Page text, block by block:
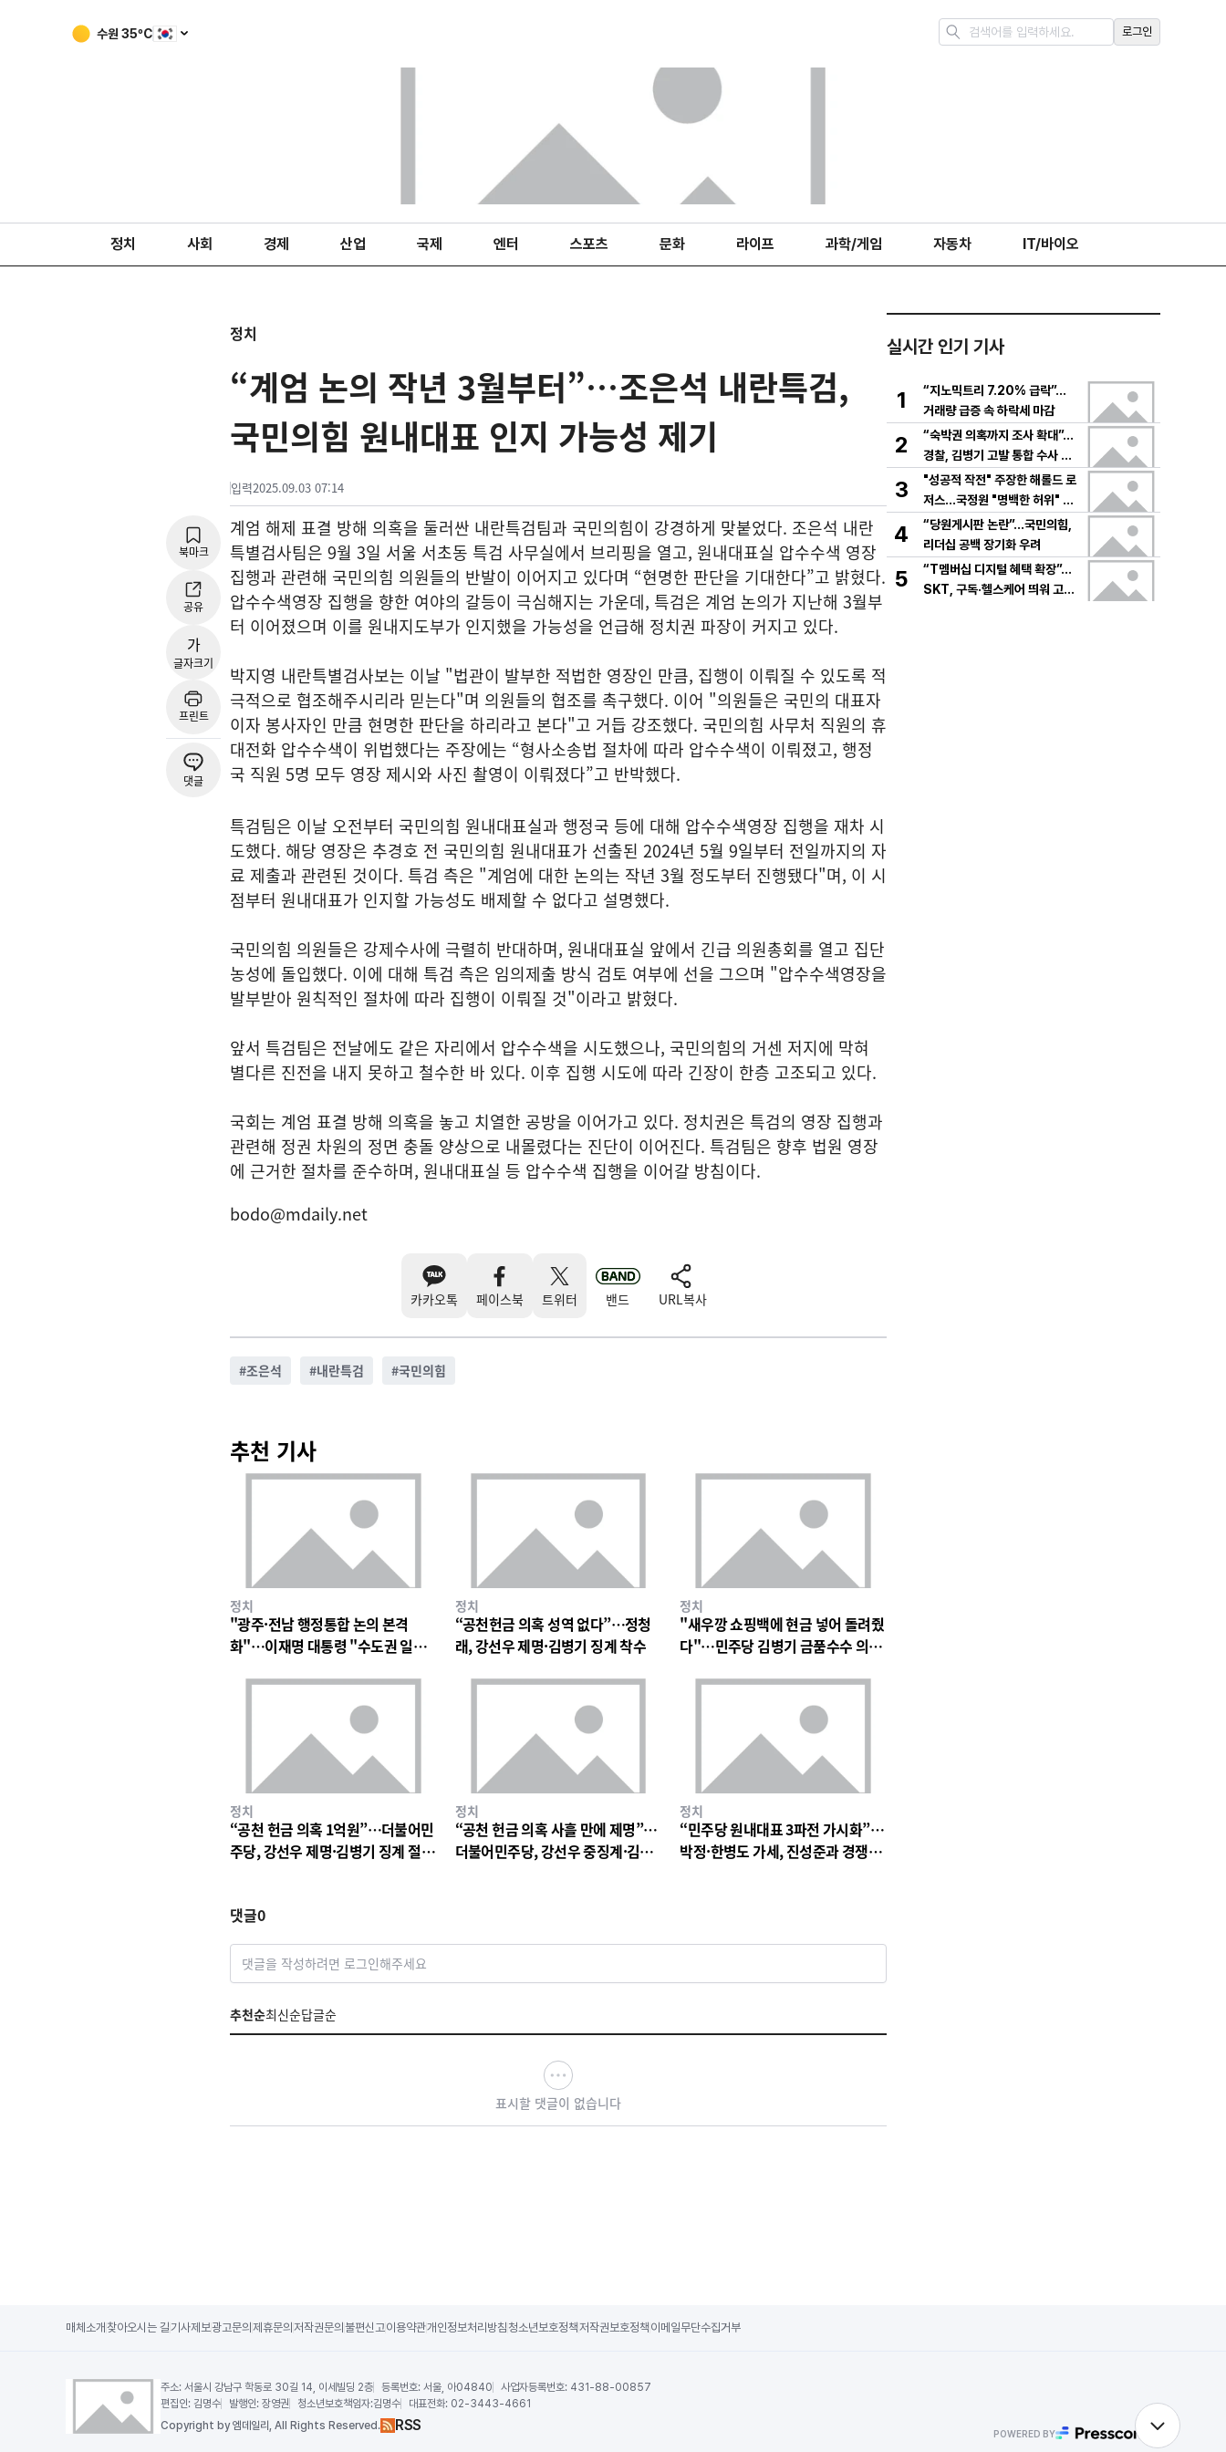
수원 35ºC 로그인
정치 사회 경제 산업 국제 엔터 스포츠 문화 라이프 과학/게임 자동차 IT/바이오
정치
“계엄 논의 작년 3월부터”…조은석 내란특검,
국민의힘 원내대표 인지 가능성 제기
입력2025.09.03 07:14
북마크
공유
가
글자크기
프린트
댓글
계엄 해제 표결 방해 의혹을 둘러싼 내란특검팀과 국민의힘이 강경하게 맞붙었다. 조은석 내란
특별검사팀은 9월 3일 서울 서초동 특검 사무실에서 브리핑을 열고, 원내대표실 압수수색 영장
집행과 관련해 국민의힘 의원들의 반발이 이어지고 있다며 “현명한 판단을 기대한다”고 밝혔다.
압수수색영장 집행을 향한 여야의 갈등이 극심해지는 가운데, 특검은 계엄 논의가 지난해 3월부
터 이어졌으며 이를 원내지도부가 인지했을 가능성을 언급해 정치권 파장이 커지고 있다.
박지영 내란특별검사보는 이날 "법관이 발부한 적법한 영장인 만큼, 집행이 이뤄질 수 있도록 적
극적으로 협조해주시리라 믿는다"며 의원들의 협조를 촉구했다. 이어 "의원들은 국민의 대표자
이자 봉사자인 만큼 현명한 판단을 하리라고 본다"고 거듭 강조했다. 국민의힘 사무처 직원의 휴
대전화 압수수색이 위법했다는 주장에는 “형사소송법 절차에 따라 압수수색이 이뤄졌고, 행정
국 직원 5명 모두 영장 제시와 사진 촬영이 이뤄졌다”고 반박했다.
특검팀은 이날 오전부터 국민의힘 원내대표실과 행정국 등에 대해 압수수색영장 집행을 재차 시
도했다. 해당 영장은 추경호 전 국민의힘 원내대표가 선출된 2024년 5월 9일부터 전일까지의 자
료 제출과 관련된 것이다. 특검 측은 "계엄에 대한 논의는 작년 3월 정도부터 진행됐다"며, 이 시
점부터 원내대표가 인지할 가능성도 배제할 수 없다고 설명했다.
국민의힘 의원들은 강제수사에 극렬히 반대하며, 원내대표실 앞에서 긴급 의원총회를 열고 집단
농성에 돌입했다. 이에 대해 특검 측은 임의제출 방식 검토 여부에 선을 그으며 "압수수색영장을
발부받아 원칙적인 절차에 따라 집행이 이뤄질 것"이라고 밝혔다.
앞서 특검팀은 전날에도 같은 자리에서 압수수색을 시도했으나, 국민의힘의 거센 저지에 막혀
별다른 진전을 내지 못하고 철수한 바 있다. 이후 집행 시도에 따라 긴장이 한층 고조되고 있다.
국회는 계엄 표결 방해 의혹을 놓고 치열한 공방을 이어가고 있다. 정치권은 특검의 영장 집행과
관련해 정권 차원의 정면 충돌 양상으로 내몰렸다는 진단이 이어진다. 특검팀은 향후 법원 영장
에 근거한 절차를 준수하며, 원내대표실 등 압수수색 집행을 이어갈 방침이다.
bodo@mdaily.net
카카오톡 페이스북 트위터 밴드 URL복사
#조은석 #내란특검 #국민의힘
추천 기사
정치
"광주·전남 행정통합 논의 본격
화"…이재명 대통령 "수도권 일극
정치
“공천헌금 의혹 성역 없다”…정청
래, 강선우 제명·김병기 징계 착수
정치
"새우깡 쇼핑백에 현금 넣어 돌려줬
다"…민주당 김병기 금품수수 의혹
정치
“공천 헌금 의혹 1억원”…더불어민
주당, 강선우 제명·김병기 징계 절
정치
“공천 헌금 의혹 사흘 만에 제명”…
더불어민주당, 강선우 중징계·김병
정치
“민주당 원내대표 3파전 가시화”…
박정·한병도 가세, 진성준과 경쟁
댓글0
댓글을 작성하려면 로그인해주세요
추천순최신순답글순
표시할 댓글이 없습니다
실시간 인기 기사
1
“지노믹트리 7.20% 급락”…
거래량 급증 속 하락세 마감
2
“숙박권 의혹까지 조사 확대”…
경찰, 김병기 고발 통합 수사 속
도
3
"성공적 작전" 주장한 해롤드 로
저스…국정원 "명백한 허위" 정
면 충돌
4
“당원게시판 논란”…국민의힘,
리더십 공백 장기화 우려
5
“T멤버십 디지털 혜택 확장”…
SKT, 구독·헬스케어 띄워 고객
매체소개 찾아오시는 길기사제보광고문의 제휴문의 저작권문의 불편신고이용약관개인정보처리방침 청소년보호정책저작권보호정책 이메일무단수집거부
주소:서울시 강남구 학동로 30길 14, 이세빌딩 2층 등록번호: 서울, 아04840 사업자등록번호: 431-88-00857
편집인: 김명수 발행인:장영권 청소년보호책임자:김명수 대표전화: 02-3443-4661
Copyright by 엠데일리, All Rights Reserved. RSS POWERED BY